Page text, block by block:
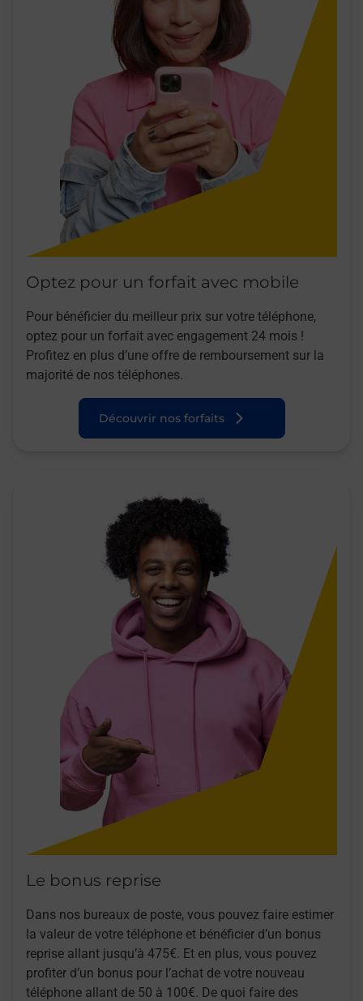
Optez pour un forfait avec mobile
Pour bénéficier du meilleur prix sur votre téléphone,
optez pour un forfait avec engagement 24 mois !
Profitez en plus d’une offre de remboursement sur la
majorité de nos téléphones.
Découvrir nos forfaits
Le bonus reprise
Dans nos bureaux de poste, vous pouvez faire estimer
la valeur de votre téléphone et bénéficier d’un bonus
reprise allant jusqu’à 475€. Et en plus, vous pouvez
profiter d’un bonus pour l’achat de votre nouveau
téléphone allant de 50 à 100€. De quoi faire des